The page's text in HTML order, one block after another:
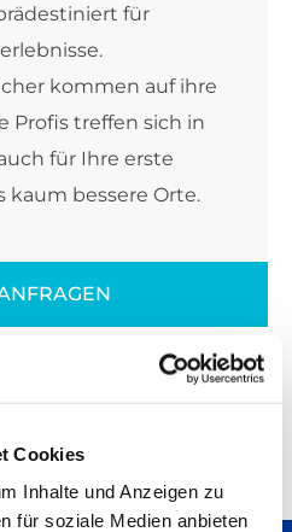
Cookies
Inhalte und Anzeigen zu
für soziale Medien anbieten
für
kommen auf ihre
Profis treffen sich in
für Ihre erste
kaum bessere Orte.